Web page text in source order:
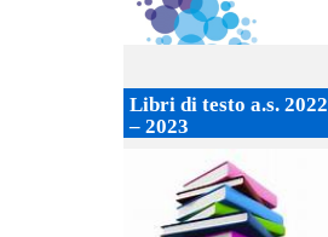
Libri di testo a.s. 2022
– 2023